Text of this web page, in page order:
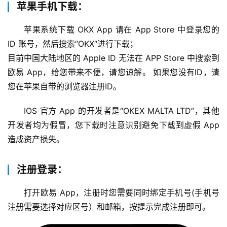
苹果手机下载：
苹果系统下载 OKX App 请在 App Store 中登录您的
ID 账号，然后搜索“OKX“进行下载；
目前中国大陆地区的 Apple ID 无法在 APP Store 中搜索到
欧易 App，给您带来不便，请您谅解。 如果您没有ID，请
您在苹果自带的浏览器注册ID。
IOS 官方 App 的开发者是“OKEX MALTA LTD”，其他
开发者均为假冒，您下载时注意识别避免下载到虚假 App
造成资产损失。
注册登录：
打开欧易 App，注册时您需要同时绑定手机号(手机号
注册需要选择对应区号）和邮箱，按提示完成注册即可。